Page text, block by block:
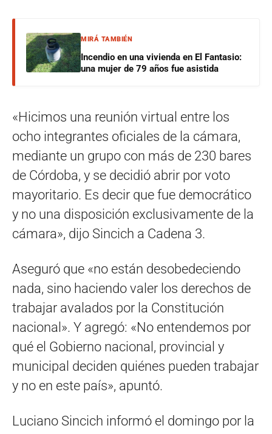
MIRÁ TAMBIÉN
Incendio en una vivienda en El Fantasio:
una mujer de 79 años fue asistida
«Hicimos una reunión virtual entre los
ocho integrantes oficiales de la cámara,
mediante un grupo con más de 230 bares
de Córdoba, y se decidió abrir por voto
mayoritario. Es decir que fue democrático
y no una disposición exclusivamente de la
cámara», dijo Sincich a Cadena 3.
Aseguró que «no están desobedeciendo
nada, sino haciendo valer los derechos de
trabajar avalados por la Constitución
nacional». Y agregó: «No entendemos por
qué el Gobierno nacional, provincial y
municipal deciden quiénes pueden trabajar
y no en este país», apuntó.
Luciano Sincich informó el domingo por la